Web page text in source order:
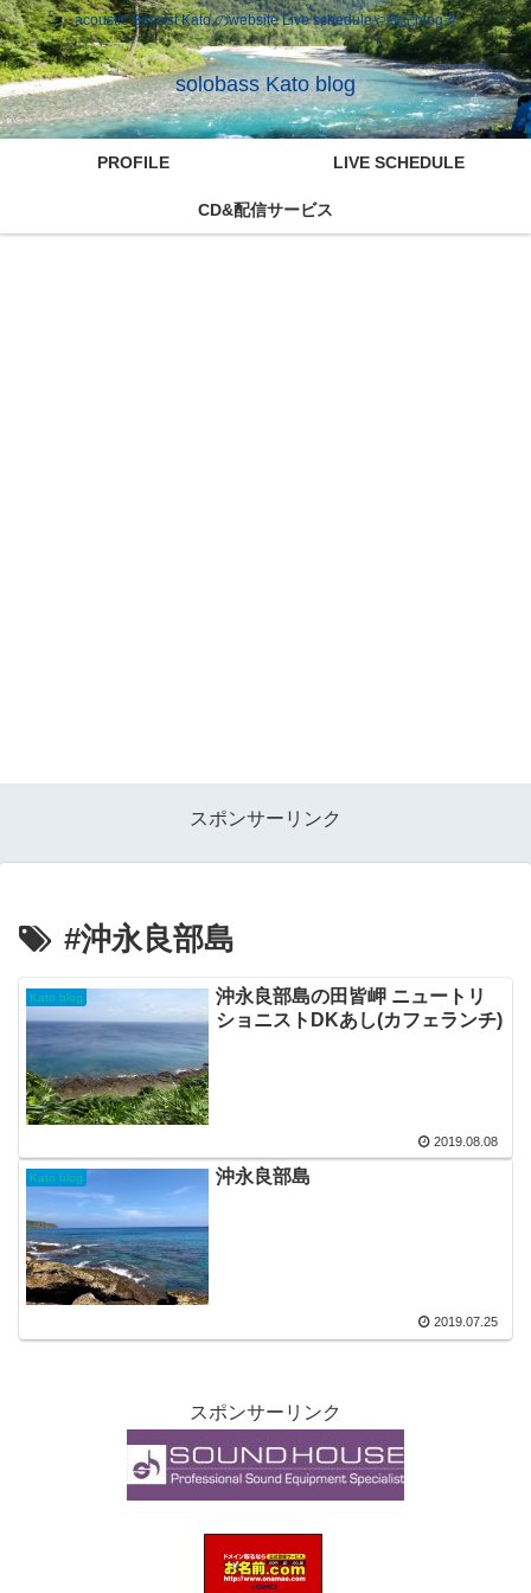
acoustic Bassist Kato のwebsite Live scheduleや雑記blog等
solobass Kato blog
PROFILE LIVE SCHEDULE
CD&配信サービス
スポンサーリンク
#沖永良部島
Kato blog
沖永良部島の田皆岬 ニュートリ
ショニストDKあし(カフェランチ)
2019.08.08
Kato blog 沖永良部島
2019.07.25
スポンサーリンク